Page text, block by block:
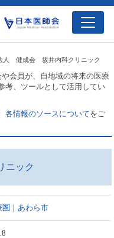
人 健成会 坂井内科クリニック
会員が、自地域の将来の医療
考、ツールとして活用してい
各情報のソースについてをご
ニック
圏 ｜ あわら市